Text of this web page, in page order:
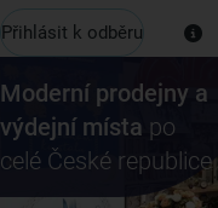
Přihlásit k odběru
Moderní prodejny a
výdejní místa po
celé České republice